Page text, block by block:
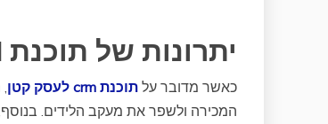
יתרונות של תוכנת CRM לעסקים קטנים
כאשר מדובר על תוכנת crm לעסק קטן
המכירה ולשפר את מעקב הלידים.